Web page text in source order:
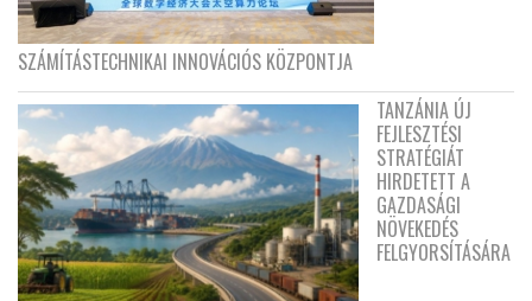
SZÁMÍTÁSTECHNIKAI INNOVÁCIÓS KÖZPONTJA
TANZÁNIA ÚJ
FEJLESZTÉSI
STRATÉGIÁT
HIRDETETT A
GAZDASÁGI
NÖVEKEDÉS
FELGYORSÍTÁSÁRA